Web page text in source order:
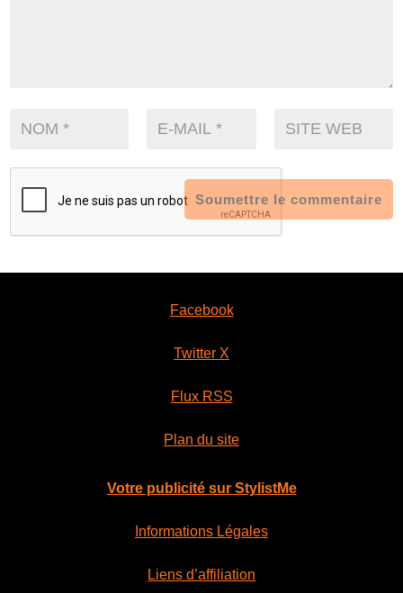
Soumettre le commentaire
Facebook
Twitter X
Flux RSS
Plan du site
Votre publicité sur StylistMe
Informations Légales
Liens d’affiliation